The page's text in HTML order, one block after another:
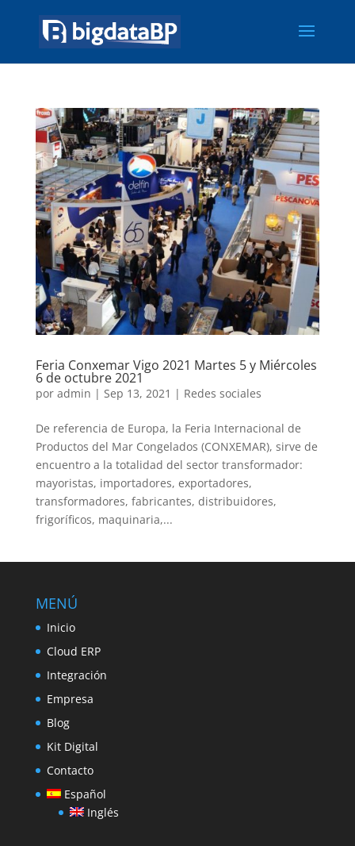
Feria Conxemar Vigo 2021 Martes 5 y Miércoles
6 de octubre 2021
por admin | Sep 13, 2021 | Redes sociales
De referencia de Europa, la Feria Internacional de
Productos del Mar Congelados (CONXEMAR), sirve de
encuentro a la totalidad del sector transformador:
mayoristas, importadores, exportadores,
transformadores, fabricantes, distribuidores,
frigoríficos, maquinaria,...
MENÚ
Inicio
Cloud ERP
Integración
Empresa
Blog
Kit Digital
Contacto
Español
Inglés